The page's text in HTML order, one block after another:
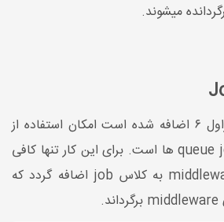
ویژگی دیگری که به لاراول ۶ اضافه شده است امکان استفاده از
middleware برای queue job ها است. برای این کار تنها کافی
است متدی به نام middleware به کلاس job اضافه گردد که